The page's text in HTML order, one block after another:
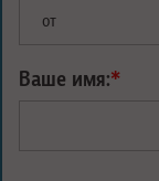
от
Ваше имя:*